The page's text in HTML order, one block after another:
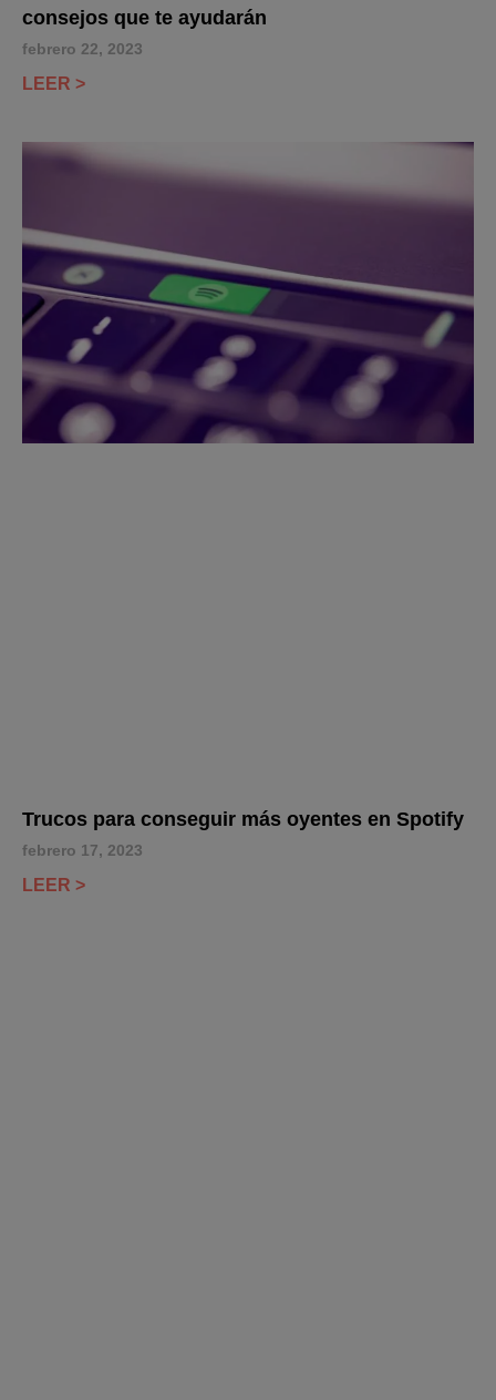
consejos que te ayudarán
febrero 22, 2023
LEER >
Trucos para conseguir más oyentes en Spotify
febrero 17, 2023
LEER >